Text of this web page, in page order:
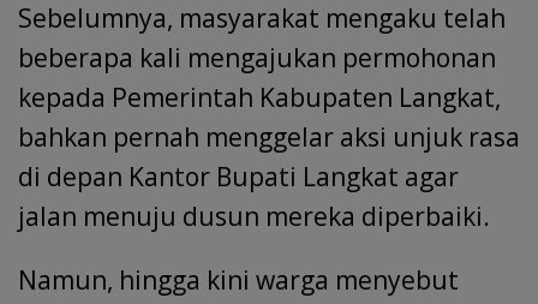
Sebelumnya, masyarakat mengaku telah
beberapa kali mengajukan permohonan
kepada Pemerintah Kabupaten Langkat,
bahkan pernah menggelar aksi unjuk rasa
di depan Kantor Bupati Langkat agar
jalan menuju dusun mereka diperbaiki.
Namun, hingga kini warga menyebut